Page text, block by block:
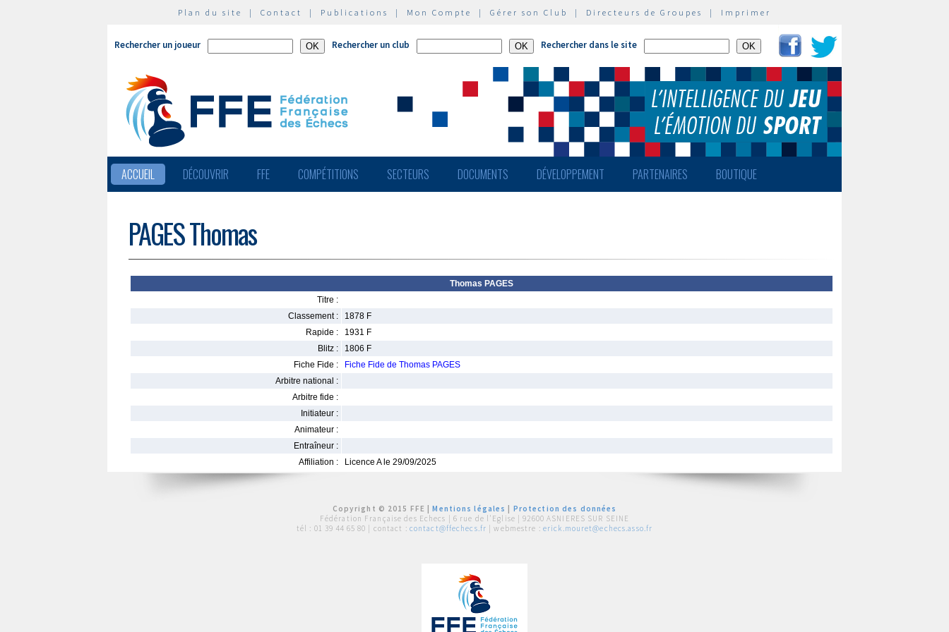
Plan du site | Contact | Publications | Mon Compte | Gérer son Club | Directeurs de Groupes | Imprimer
Rechercher un joueur Rechercher un club Rechercher dans le site
ACCUEIL DÉCOUVRIR FFE COMPÉTITIONS SECTEURS DOCUMENTS DÉVELOPPEMENT PARTENAIRES BOUTIQUE
PAGES Thomas
Thomas PAGES
Titre :
Classement :
1878 F
Rapide :
1931 F
Blitz :
1806 F
Fiche Fide :
Fiche Fide de Thomas PAGES
Arbitre national :
Arbitre fide :
Initiateur :
Animateur :
Entraîneur :
Affiliation :
Licence A le 29/09/2025
Copyright © 2015 FFE |Mentions légales
Protection des données
Fédération Française des Echecs | 6 rue de l'Eglise | 92600 ASNIERES SUR SEINE
tél : 01 39 44 65 80 | contact : contact@ffechecs.fr | webmestre : erick.mouret@echecs.asso.fr